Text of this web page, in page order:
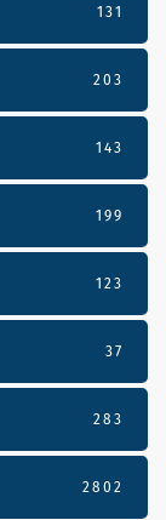
131
203
143
199
123
37
283
2802